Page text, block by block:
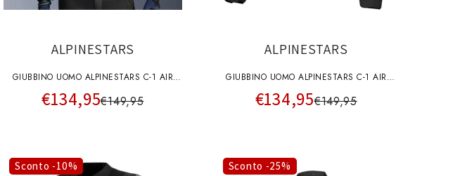
ALPINESTARS
GIUBBINO UOMO ALPINESTARS C-1 AIR
BLU
€134,95€149,95
ALPINESTARS
GIUBBINO UOMO ALPINESTARS C-1 AIR
NERO
€134,95€149,95
Sconto -10% Sconto -25%